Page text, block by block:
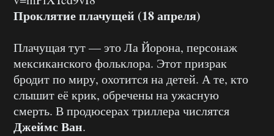
Проклятие плачущей (18 апреля)
Плачущая тут — это Ла Йорона, персонаж
мексиканского фольклора. Этот призрак
бродит по миру, охотится на детей. А те, кто
слышит её крик, обречены на ужасную
смерть. В продюсерах триллера числятся
Джеймс Ван.